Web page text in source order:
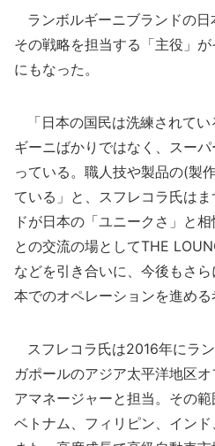
ランボルギーニブランドの日
その戦略を担当する「主役」
にもなった。
「日本の国民は洗練されて
ギーニばかりではなく、スー
っている。職人技や製品の(製
ている」と、スフレコラ氏は
ドが日本の「ユニークさ」と
との交流の場としてTHE
などを引き合いに、今後もさ
本でのオペレーションを進める
スフレコラ氏は2016年にラ
ガポールのアジア太平洋地区
アマネージャーと担当。その範
ベトナム、フィリピン、インド